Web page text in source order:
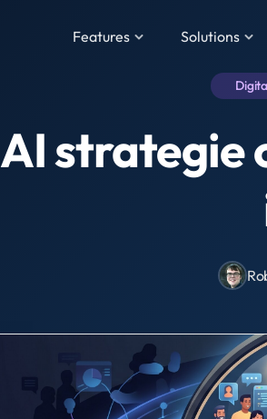
Features Solutions
AI strategie